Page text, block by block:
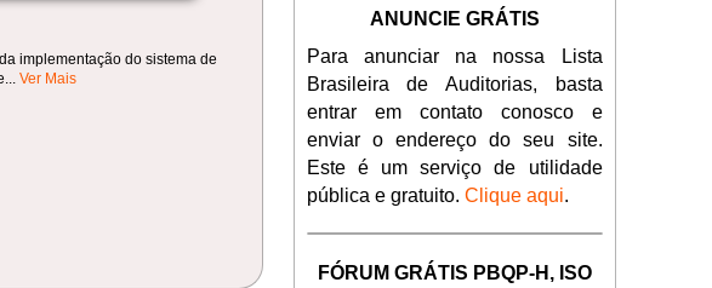
ANUNCIE GRÁTIS
Para anunciar na nossa Lista
Brasileira de Auditorias, basta
entrar em contato conosco e
enviar o endereço do seu site.
Este é um serviço de utilidade
pública e gratuito. Clique aqui.
FÓRUM GRÁTIS PBQP-H, ISO
implementação do sistema de
Ver Mais